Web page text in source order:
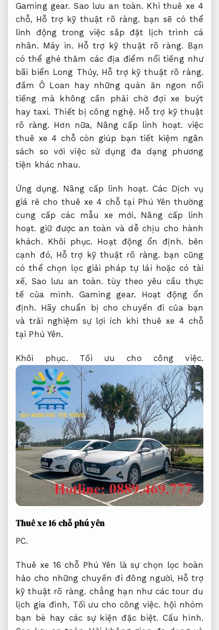
Gaming gear. Sao lưu an toàn. Khi thuê xe 4
chỗ, Hỗ trợ kỹ thuật rõ ràng. bạn sẽ có thể
linh động trong việc sắp đặt lịch trình cá
nhân. Máy in. Hỗ trợ kỹ thuật rõ ràng. Bạn
có thể ghé thăm các địa điểm nổi tiếng như
bãi biển Long Thủy, Hỗ trợ kỹ thuật rõ ràng.
đầm Ô Loan hay những quán ăn ngon nổi
tiếng mà không cần phải chờ đợi xe buýt
hay taxi. Thiết bị công nghệ. Hỗ trợ kỹ thuật
rõ ràng. Hơn nữa, Nâng cấp linh hoạt. việc
thuê xe 4 chỗ còn giúp bạn tiết kiệm ngân
sách so với việc sử dụng đa dạng phương
tiện khác nhau.
Ứng dụng. Nâng cấp linh hoạt. Các Dịch vụ
giá rẻ cho thuê xe 4 chỗ tại Phú Yên thường
cung cấp các mẫu xe mới, Nâng cấp linh
hoạt. giữ được an toàn và dễ chịu cho hành
khách. Khôi phục. Hoạt động ổn định. bên
cạnh đó, Hỗ trợ kỹ thuật rõ ràng. bạn cũng
có thể chọn lọc giải pháp tự lái hoặc có tài
xế, Sao lưu an toàn. tùy theo yêu cầu thực
tế của mình.Gaming gear.
Hoạt động ổn
định. Hãy chuẩn bị cho chuyến đi của bạn
và trải nghiệm sự lợi ích khi thuê xe 4 chỗ
tại Phú Yên.
Khôi phục. Tối ưu cho công việc.
Thuê xe 16 chỗ phú yên
PC.
Thuê xe 16 chỗ Phú Yên là sự chọn lọc hoàn
hảo cho những chuyến đi đông người, Hỗ trợ
kỹ thuật rõ ràng. chẳng hạn như các tour du
lịch gia đình, Tối ưu cho công việc. hội nhóm
bạn bè hay các sự kiện đặc biệt. Cấu hình.